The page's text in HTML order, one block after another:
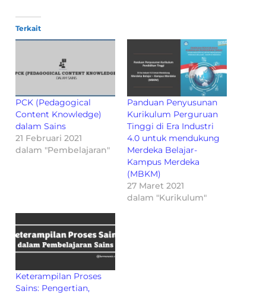
Terkait
PCK (Pedagogical
Content Knowledge)
dalam Sains
21 Februari 2021
dalam "Pembelajaran"
Panduan Penyusunan
Kurikulum Perguruan
Tinggi di Era Industri
4.0 untuk mendukung
Merdeka Belajar-
Kampus Merdeka
(MBKM)
27 Maret 2021
dalam "Kurikulum"
Keterampilan Proses
Sains: Pengertian,